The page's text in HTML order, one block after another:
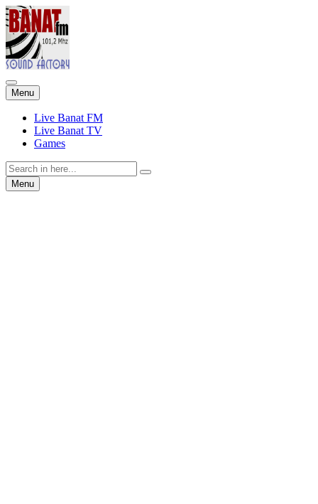
Menu Skip
to
content
Live Banat FM
Live Banat TV
Games
Search
for:Menu Skip
to